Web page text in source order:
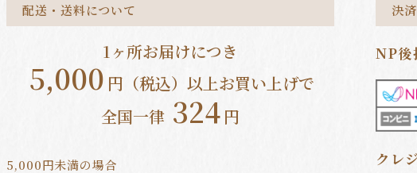
配送・送料について
1ヶ所お届けにつき
5,000 円（税込）以上お買い上げで
全国一律 324 円
5,000円未満の場合
決
NP後
クレ